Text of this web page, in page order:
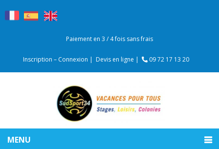
Paiement en 3 / 4 fois sans frais
Inscription – Connexion | Devis en ligne | 09 72 17 13 20
MENU